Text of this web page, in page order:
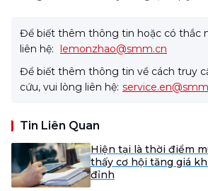
Để biết thêm thông tin hoặc có thắc
liên hệ: lemonzhao@smm.cn
Để biết thêm thông tin về cách truy
cứu, vui lòng liên hệ:
Tin Liên Quan
Hiện tại là thời điểm
thấy cơ hội tăng giá
đỉnh